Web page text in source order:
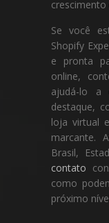
Se você
Shopify
e pronta
online,
ajudá-lo a
destaque,
loja virtual
marcante.
Brasil,
contato
como
próximo